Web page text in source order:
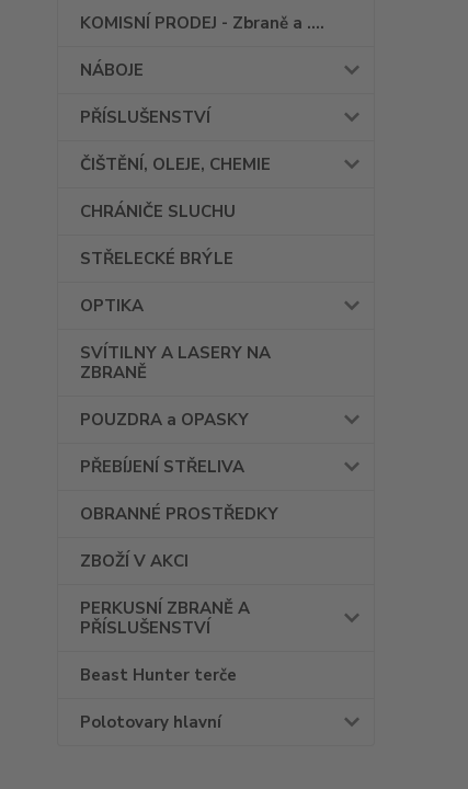
KOMISNÍ PRODEJ - Zbraně a ....
NÁBOJE
PŘÍSLUŠENSTVÍ
ČIŠTĚNÍ, OLEJE, CHEMIE
CHRÁNIČE SLUCHU
STŘELECKÉ BRÝLE
OPTIKA
SVÍTILNY A LASERY NA
ZBRANĚ
POUZDRA a OPASKY
PŘEBÍJENÍ STŘELIVA
OBRANNÉ PROSTŘEDKY
ZBOŽÍ V AKCI
PERKUSNÍ ZBRANĚ A
PŘÍSLUŠENSTVÍ
Beast Hunter terče
Polotovary hlavní